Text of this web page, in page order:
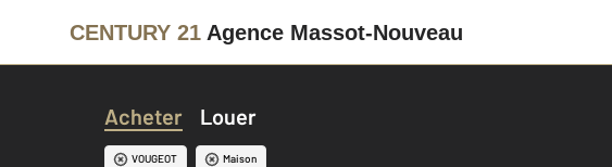
CENTURY 21 Agence Massot-Nouveau
Acheter Louer
VOUGEOT Maison